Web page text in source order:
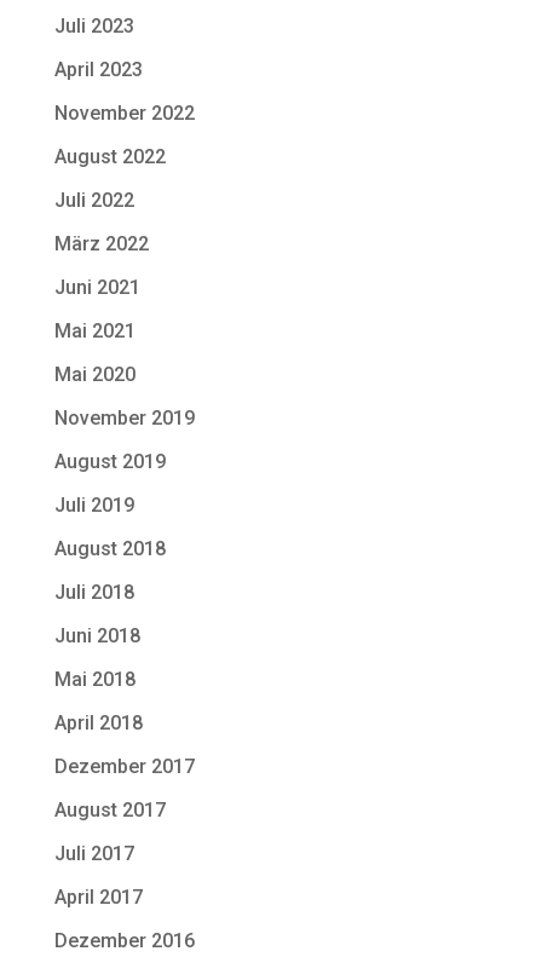
Juli 2023
April 2023
November 2022
August 2022
Juli 2022
März 2022
Juni 2021
Mai 2021
Mai 2020
November 2019
August 2019
Juli 2019
August 2018
Juli 2018
Juni 2018
Mai 2018
April 2018
Dezember 2017
August 2017
Juli 2017
April 2017
Dezember 2016